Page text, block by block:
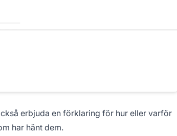
erbjuda en förklaring för hur eller varför
har hänt dem.